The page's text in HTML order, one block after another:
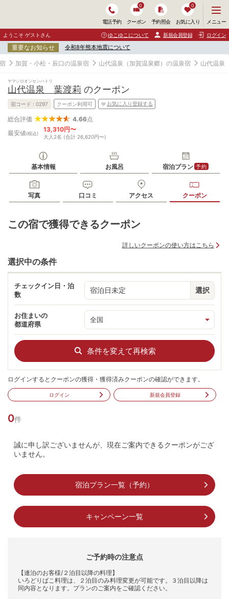
電話予約 クーポン
0
予約照会 お気に入り
0
ニ
ュ
ー
開
く
メニュー
ようこそ ゲストさん ゆこゆこについて 新規会員登録 ログイン
重要なお知らせ 令和8年熊本地震について
加賀・小松・辰口の温泉宿 山代温泉（加賀温泉郷）の温泉宿 山代温
ヤマシロオンセンハトリ
山代温泉 葉渡莉 のクーポン
宿コード : 0297 クーポン利用可 お気に入り登録する
総合評価 4.66点
最安値(税込)
13,310円〜
大人2名 (合計 26,620円〜)
基本情報 お風呂 宿泊プラン 予約
写真 口コミ アクセス クーポン
この宿で獲得できるクーポン
詳しいクーポンの使い方はこちら
選択中の条件
チェックイン日・泊
数
宿泊日未定 選択
お住まいの
都道府県
条件を変えて再検索
ログインするとクーポンの獲得・獲得済みクーポンの確認ができます。
ログイン 新規会員登録
0件
誠に申し訳ございませんが、現在ご案内できるクーポンがござ
いません。
宿泊プラン一覧（予約）
キャンペーン一覧
ご予約時の注意点
【連泊のお客様/２泊目以降の料理】
いろどりばこ料理は、２泊目のみ料理変更が可能です。３泊目以降は
同内容となります。プランのご案内をご確認ください。